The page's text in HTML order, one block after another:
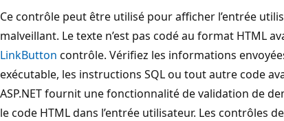
Ce contrôle peut être utilisé pour afficher l’entrée
malveillant. Le texte n’est pas codé au format HTML
LinkButton contrôle. Vérifiez les informations
exécutable, les instructions SQL ou tout autre code
ASP.NET fournit une fonctionnalité de validation de
le code HTML dans l’entrée utilisateur. Les contrôles